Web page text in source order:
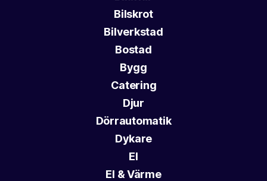
Bilskrot
Bilverkstad
Bostad
Bygg
Catering
Djur
Dörrautomatik
Dykare
El
El & Värme